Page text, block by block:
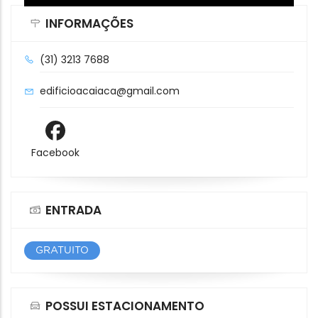
INFORMAÇÕES
(31) 3213 7688
edificioacaiaca@gmail.com
Facebook
ENTRADA
GRATUITO
POSSUI ESTACIONAMENTO